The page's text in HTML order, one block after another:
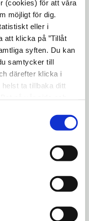
(cookies) för att våra
möjligt för dig.
eller i
att klicka på ”Tillåt
syften. Du kan
samtycker till
därefter klicka i
helst ta tillbaka ditt
används och
och behandlar
Hellmark
Samtal med
Samtal
Jr.
presenterar